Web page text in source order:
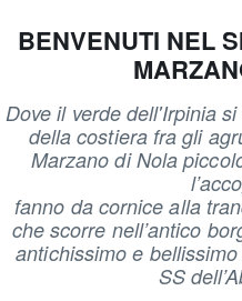
BENVENUTI NEL
Dove il verde dell'Irpinia
della costiera fra gli
Marzano di Nola
fanno da cornice alla
che scorre nell’antico
antichissimo e
SS